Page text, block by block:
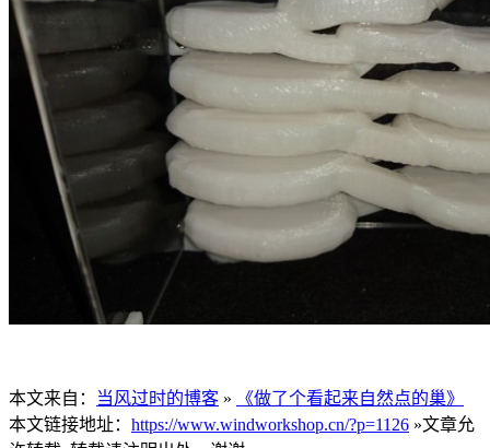
本文来自： 当风过时的博客 »
《做了个看起来自然点的巢》
本文链接地址： https://www.windworkshop.cn/?p=1126 »文章允